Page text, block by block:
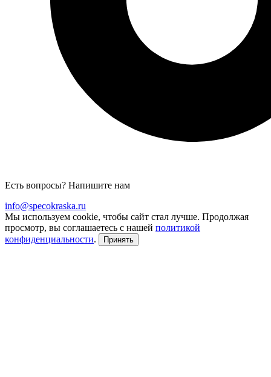
Есть вопросы? Напишите нам
info@specokraska.ru
Мы используем cookie, чтобы сайт стал лучше. Продолжая
просмотр, вы соглашаетесь с нашей политикой
конфиденциальности. Принять